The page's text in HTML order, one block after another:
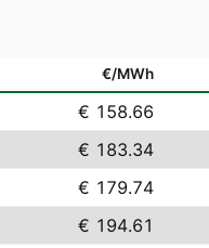
€/MWh
€ 158.66
€ 183.34
€ 179.74
€ 194.61